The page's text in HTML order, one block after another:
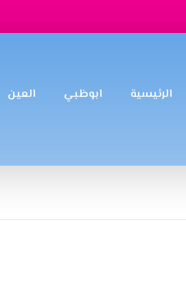
الرئيسية ابوظبي العين